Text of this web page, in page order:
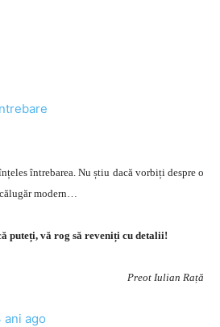
întrebarea. Nu știu dacă vorbiți despre o
modern…
puteți, vă rog să reveniți cu detalii!
Preot Iulian Rață
ani ago